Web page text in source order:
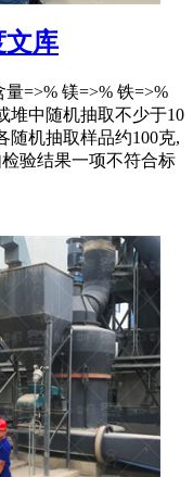
文库
=>% 镁=>% 铁=>%
堆中随机抽取不少于10
随机抽取样品约100克,
验结果一项不符合标